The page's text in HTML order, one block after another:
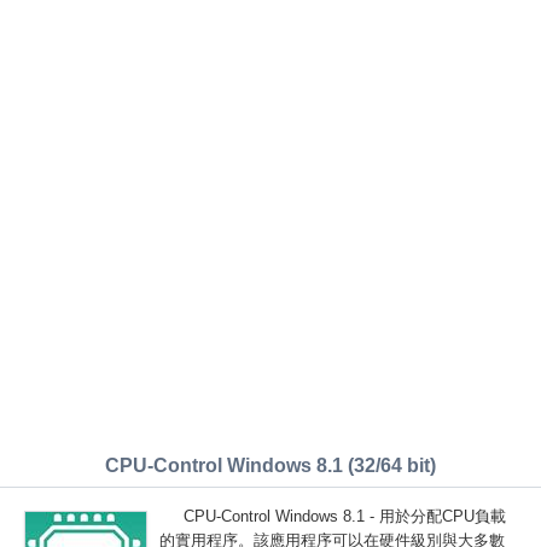
CPU-Control Windows 8.1 (32/64 bit)
CPU-Control Windows 8.1 - 用於分配CPU負載
的實用程序。該應用程序可以在硬件級別與大多數